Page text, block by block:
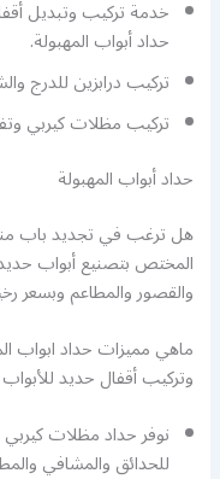
خدمة تركيب وتبديل
حداد أبواب المهبولة.
تركيب درابزين للدرج
تركيب مظلات كيربي
حداد أبواب المهبولة
هل ترغب في تجديد باب
المختص بتصنيع أبواب
والقصور والمطاعم وبسعر
ماهي مميزات حداد ابواب
وتركيب أقفال حديد
نوفر حداد مظلات
للحدائق والمشافي